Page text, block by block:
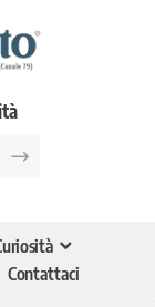
Contattaci